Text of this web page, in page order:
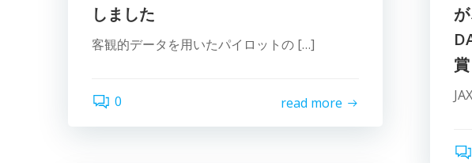
しました
客観的データを用いたパイロットの […]
0 read more
賞